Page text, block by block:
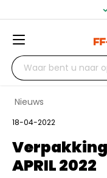
Nieuws
18-04-2022
APRIL 2022